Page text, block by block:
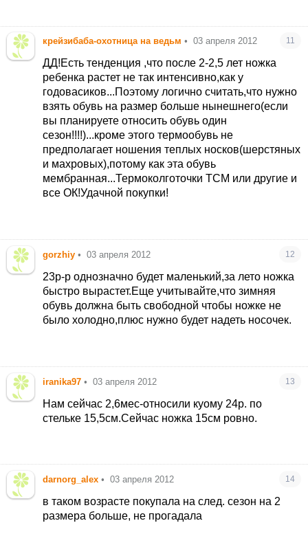
крейзибаба-охотница на ведьм • 03 апреля 2012 11
ДД!Есть тенденция ,что после 2-2,5 лет ножка
ребенка растет не так интенсивно,как у
годовасиков...Поэтому логично считать,что нужно
взять обувь на размер больше нынешнего(если
вы планируете относить обувь один
сезон!!!!)...кроме этого термообувь не
предполагает ношения теплых носков(шерстяных
и махровых),потому как эта обувь
мембранная...Термоколготочки ТСМ или другие и
все ОК!Удачной покупки!
gorzhiy • 03 апреля 2012 12
23р-р однозначно будет маленький,за лето ножка
быстро вырастет.Еще учитывайте,что зимняя
обувь должна быть свободной чтобы ножке не
было холодно,плюс нужно будет надеть носочек.
iranika97 • 03 апреля 2012 13
Нам сейчас 2,6мес-относили куому 24р. по
стельке 15,5см.Сейчас ножка 15см ровно.
darnorg_alex • 03 апреля 2012 14
в таком возрасте покупала на след. сезон на 2
размера больше, не прогадала